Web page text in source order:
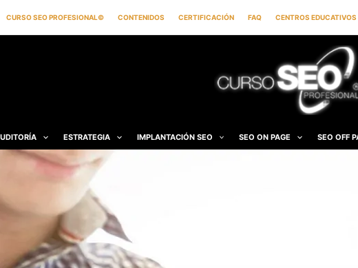
CURSO SEO PROFESIONAL© CONTENIDOS CERTIFICACIÓN FAQ CENTROS EDUCATIVOS
ESTRATEGIA IMPLANTACIÓN SEO SEO ON PAGE SEO OFF